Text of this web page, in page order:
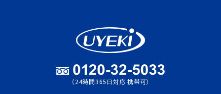
（24時間365日対応 携帯可）